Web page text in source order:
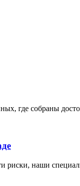
где собраны
наши